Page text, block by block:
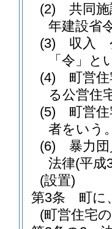
(2)
共同
年建設省
(3)
収入
「令」と
(4)
町営
る公営住
(5)
町営
者をいう
(6)
暴力
法律(平成
(設置)
第3条
町に
(町営住宅